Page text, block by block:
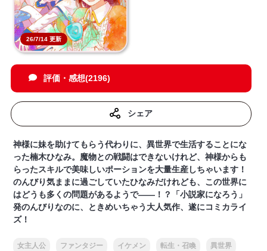
26/7/14 更新
評価・感想(2196)
シェア
神様に妹を助けてもらう代わりに、異世界で生活することにな
った楠木ひなみ。魔物との戦闘はできないけれど、神様からも
らったスキルで美味しいポーションを大量生産しちゃいます！
のんびり気ままに過ごしていたひなみだけれども、この世界に
はどうも多くの問題があるようで――！？‎「小説家になろう」
発のんびりなのに、ときめいちゃう大人気作、遂にコミカライ
ズ！‎
女主人公 ファンタジー イケメン 転生・召喚 異世界